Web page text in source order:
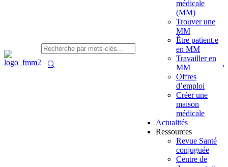
médicale
(MM)
Trouver une
MM
Être patient.e
en MM
Travailler en
MM
Offres
d’emploi
Créer une
maison
médicale
Actualités
Ressources
Revue Santé
conjuguée
Centre de